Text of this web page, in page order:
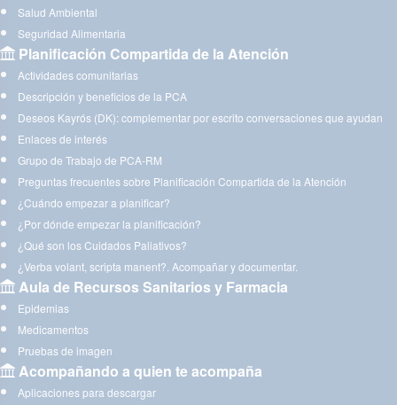
Salud Ambiental
Seguridad Alimentaria
Planificación Compartida de la Atención
Actividades comunitarias
Descripción y beneficios de la PCA
Deseos Kayrós (DK): complementar por escrito conversaciones que ayudan
Enlaces de interés
Grupo de Trabajo de PCA-RM
Preguntas frecuentes sobre Planificación Compartida de la Atención
¿Cuándo empezar a planificar?
¿Por dónde empezar la planificación?
¿Qué son los Cuidados Paliativos?
¿Verba volant, scripta manent?. Acompañar y documentar.
Aula de Recursos Sanitarios y Farmacia
Epidemias
Medicamentos
Pruebas de imagen
Acompañando a quien te acompaña
Aplicaciones para descargar